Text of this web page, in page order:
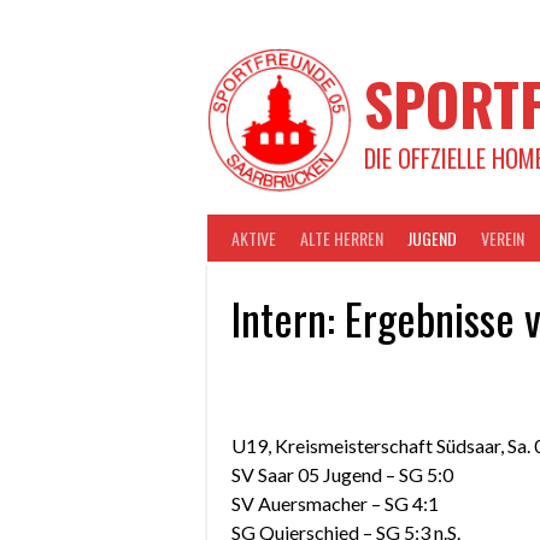
DIE OFFZIELLE
AKTIVE ALTE HERREN JUGEND VEREIN
Intern: Ergebnisse
U19, Kreismeisterschaft Südsaar,
SV Saar 05 Jugend – SG 5:0
SV Auersmacher – SG 4:1
SG Quierschied – SG 5:3 n.S.